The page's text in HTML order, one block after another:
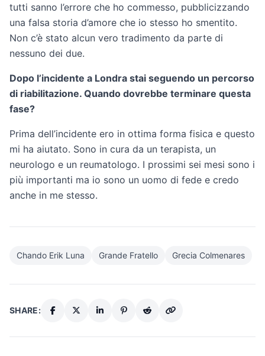
tutti sanno l’errore che ho commesso, pubblicizzando
una falsa storia d’amore che io stesso ho smentito.
Non c’è stato alcun vero tradimento da parte di
nessuno dei due.
Dopo l’incidente a Londra stai seguendo un percorso
di riabilitazione. Quando dovrebbe terminare questa
fase?
Prima dell’incidente ero in ottima forma fisica e questo
mi ha aiutato. Sono in cura da un terapista, un
neurologo e un reumatologo. I prossimi sei mesi sono i
più importanti ma io sono un uomo di fede e credo
anche in me stesso.
Chando Erik Luna Grande Fratello Grecia Colmenares
SHARE: